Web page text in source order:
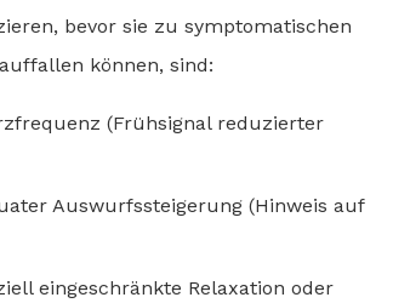
bevor sie zu symptomatischen
können, sind:
(Frühsignal reduzierter
Auswurfssteigerung (Hinweis auf
eingeschränkte Relaxation oder